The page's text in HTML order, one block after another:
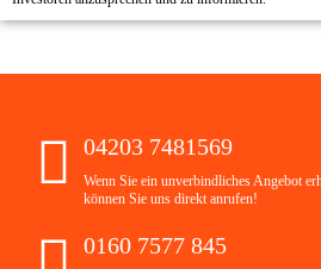
04203 7481569
Wenn Sie ein unverbindliches Angebot
können Sie uns direkt anrufen!
0160 7577 845